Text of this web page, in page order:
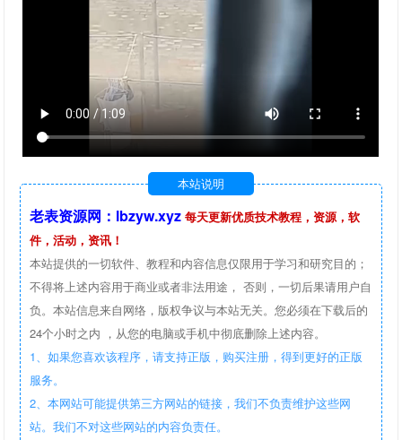
本站说明
老表资源网：lbzyw.xyz 每天更新优质技术教程，资源，软
件，活动，资讯！
本站提供的一切软件、教程和内容信息仅限用于学习和研究目的；
不得将上述内容用于商业或者非法用途， 否则，一切后果请用户自
负。本站信息来自网络，版权争议与本站无关。您必须在下载后的
24个小时之内 ，从您的电脑或手机中彻底删除上述内容。
1、如果您喜欢该程序，请支持正版，购买注册，得到更好的正版
服务。
2、本网站可能提供第三方网站的链接，我们不负责维护这些网
站。我们不对这些网站的内容负责任。